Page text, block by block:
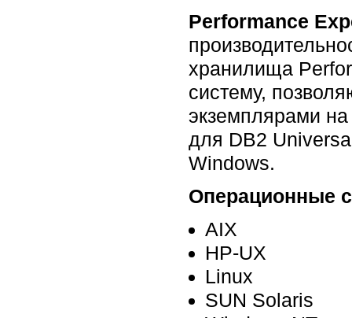
Performance
хранилища
систему,
экземплярами
для DB2
Windows.
Операционные
AIX
HP-UX
Linux
SUN Solaris